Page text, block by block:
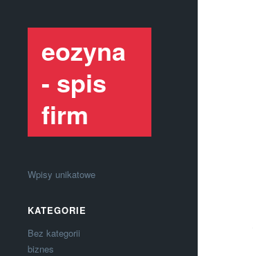
eozyna
- spis
firm
Wpisy unikatowe
KATEGORIE
Bez kategorii
biznes